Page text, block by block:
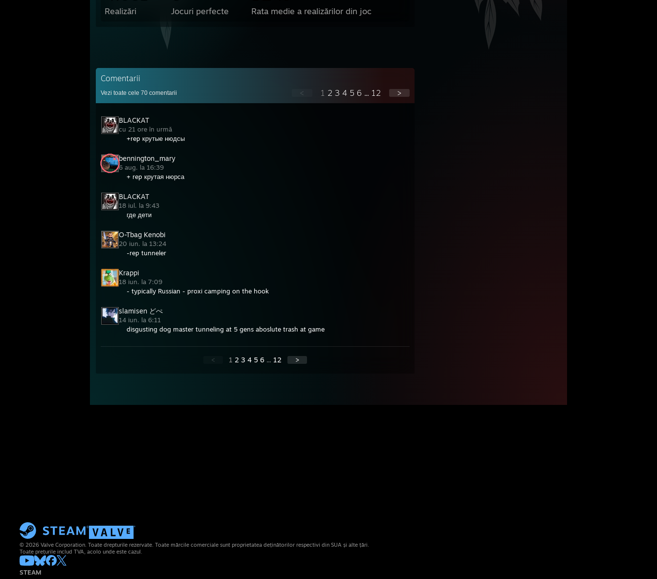
Realizări Jocuri perfecte Rata medie a realizărilor din joc
Comentarii
Vezi toate cele 70 comentarii < 1 2 3 4 5 6 ... 12 >
BLACKAT
cu 21 ore în urmă
+rep крутые нюдсы
bennington_mary
6 aug. la 16:39
+ rep крутая нюрса
BLACKAT
18 iul. la 9:43
где дети
O-Tbag Kenobi
20 iun. la 13:24
-rep tunneler
Krappi
18 iun. la 7:09
- typically Russian - proxi camping on the hook
slamisen どぺ
14 iun. la 6:11
disgusting dog master tunneling at 5 gens aboslute trash at game
< 1 2 3 4 5 6 ... 12 >
© 2026 Valve Corporation. Toate drepturile rezervate. Toate mărcile comerciale sunt proprietatea deținătorilor respectivi din SUA și alte țări.
Toate prețurile includ TVA, acolo unde este cazul.
STEAM